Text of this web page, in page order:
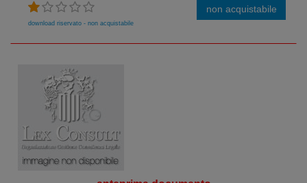
download riservato - non acquistabile
non acquistabile